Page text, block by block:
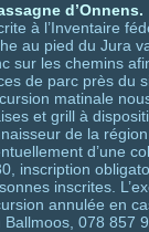
d’Onnens.
à l’Inventaire
au pied du Jura
sur les chemins
de parc près du
matinale
et grill à
de la
d’une
inscription
inscrites.
annulée en
Ballmoos, 078 857